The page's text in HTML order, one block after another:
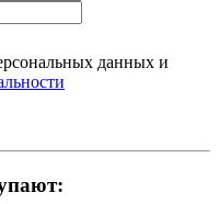
данных и